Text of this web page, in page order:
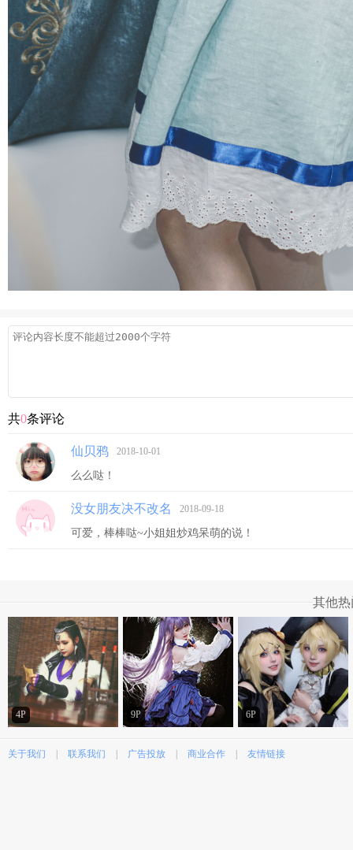
共0条评论
仙贝鸦 2018-10-01
么么哒！
没女朋友决不改名 2018-09-18
可爱，棒棒哒~小姐姐炒鸡呆萌的说！
其他
4P 9P 6P
关于我们 | 联系我们 | 广告投放 | 商业合作 | 友情链接